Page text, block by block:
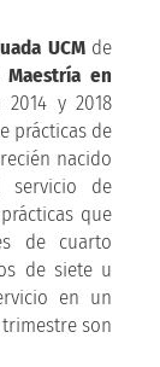
UCMde
Maestría en
y 2018
prácticas de
nacido
de
que
de cuarto
de siete u
en un
son